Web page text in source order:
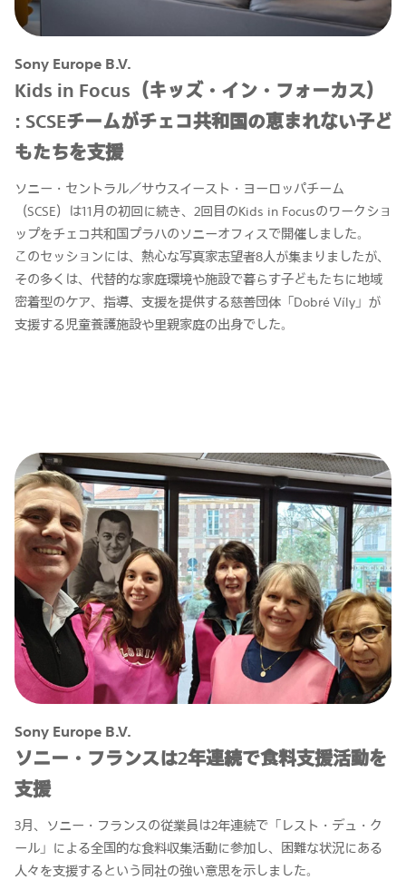
Sony Europe B.V.
Kids in Focus（キッズ・イン・フォーカス）
: SCSEチームがチェコ共和国の恵まれない子ど
もたちを支援
ソニー・セントラル／サウスイースト・ヨーロッパチーム
（SCSE）は11月の初回に続き、2回目のKids in Focusのワークショ
ップをチェコ共和国プラハのソニーオフィスで開催しました。
このセッションには、熱心な写真家志望者8人が集まりましたが、
その多くは、代替的な家庭環境や施設で暮らす子どもたちに地域
密着型のケア、指導、支援を提供する慈善団体「Dobré Víly」が
支援する児童養護施設や里親家庭の出身でした。
Sony Europe B.V.
ソニー・フランスは2年連続で食料支援活動を
支援
3月、ソニー・フランスの従業員は2年連続で「レスト・デュ・ク
ール」による全国的な食料収集活動に参加し、困難な状況にある
人々を支援するという同社の強い意思を示しました。